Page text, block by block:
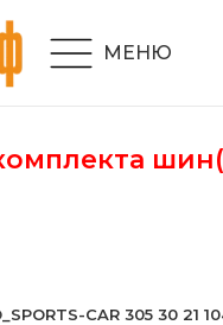
МЕНЮ
CAR 305 30 21